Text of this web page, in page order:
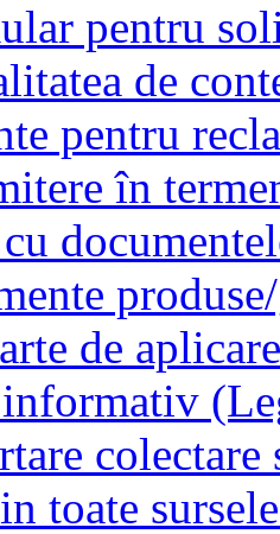
pentru
de
pentru
în
de
colectare
toate